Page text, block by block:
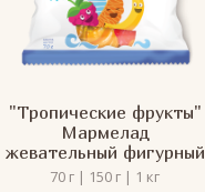
"Тропические фрукты"
Мармелад
жевательный фигурный
70 г | 150 г | 1 кг